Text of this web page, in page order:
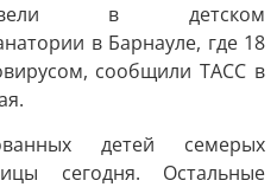
в детском
в Барнауле, где 18
сообщили ТАСС в
детей семерых
сегодня. Остальные